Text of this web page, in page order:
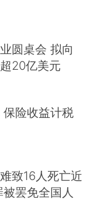
圆桌会 拟向
20亿美元
险收益计税
致16人死亡近
罢免全国人